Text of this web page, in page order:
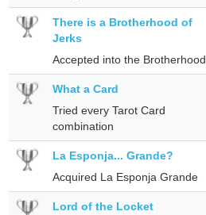
There is a Brotherhood of
Jerks
Accepted into the Brotherhood
What a Card
Tried every Tarot Card
combination
La Esponja... Grande?
Acquired La Esponja Grande
Lord of the Locket